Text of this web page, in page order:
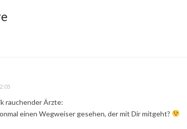
rauchender Ärzte:
einen Wegweiser gesehen, der mit Dir mitgeht?